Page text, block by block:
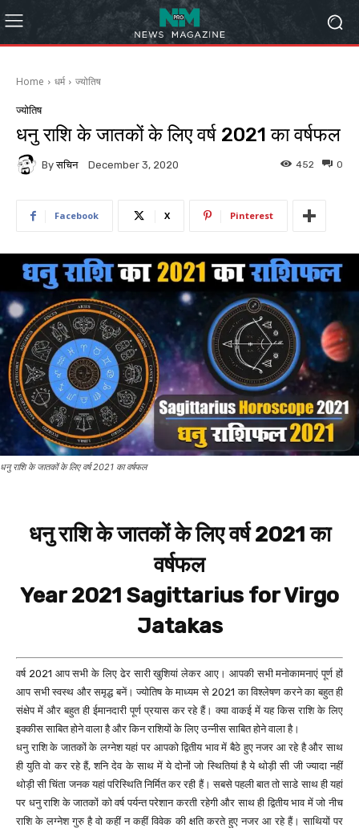
Home धर्म ज्योतिष
ज्योतिष
धनु राशि के जातकों के लिए वर्ष 2021 का वर्षफल
By सचिन December 3, 2020 0
452
Facebook X Pinterest
धनु राशि के जातकों के लिए वर्ष 2021 का वर्षफल
धनु राशि के जातकों के लिए वर्ष 2021 का
वर्षफल
Year 2021 Sagittarius for Virgo
Jatakas
वर्ष 2021 आप सभी के लिए ढेर सारी खुशियां लेकर आए। आपकी सभी मनोकामनाएं पूर्ण हों
आप सभी स्वस्थ और समृद्ध बनें। ज्योतिष के माध्यम से 2021 का विश्लेषण करने का बहुत ही
संक्षेप में और बहुत ही ईमानदारी पूर्ण प्रयास कर रहे हैं। क्या वाकई में यह किस राशि के लिए
इक्कीस साबित होने वाला है और किन राशियों के लिए उन्नीस साबित होने वाला है।
धनु राशि के जातकों के लग्नेश यहां पर आपको द्वितीय भाव में बैठे हुए नजर आ रहे है और साथ
ही युति वो कर रहे हैं, शनि देव के साथ में ये दोनों जो स्थितियां है ये थोड़ी सी जी ज्यादा नहीं
थोड़ी सी चिंता जनक यहां परिस्थिति निर्मित कर रही हैं। सबसे पहली बात तो साडे साथ ही यहां
पर धनु राशि के जातकों को वर्ष पर्यन्त परेशान करती रहेगी और साथ ही द्वितीय भाव में जो नीच
राशि के लग्नेश गुरु है वो कहीं न कहीं विवेक की क्षति करते हुए नजर आ रहे हैं। साथियों पर